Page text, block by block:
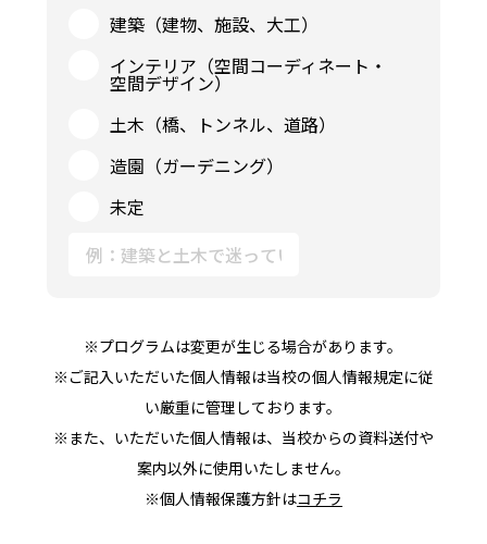
建築（建物、施設、大工）
インテリア（空間コーディネート・
空間デザイン）
土木（橋、トンネル、道路）
造園（ガーデニング）
未定
※プログラムは変更が生じる場合があります。
※ご記入いただいた個人情報は当校の個人情報規定に従
い厳重に管理しております。
※また、いただいた個人情報は、当校からの資料送付や
案内以外に使用いたしません。
※個人情報保護方針はコチラ